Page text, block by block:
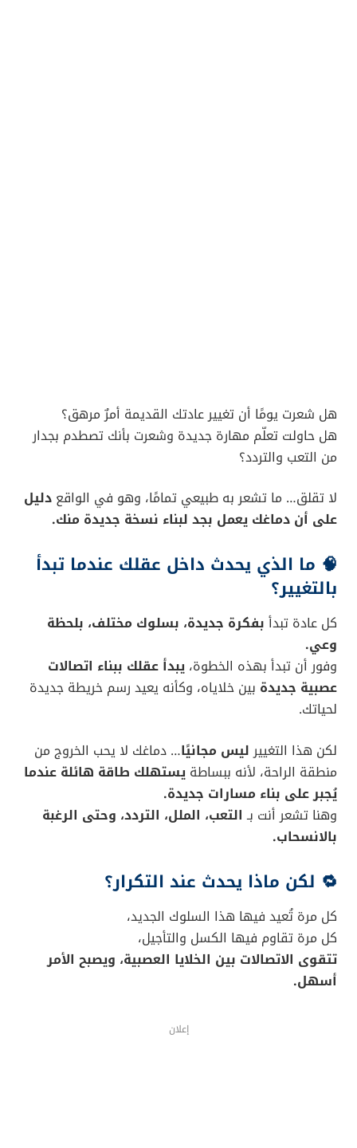
هل شعرت يومًا أن تغيير عادتك القديمة أمرٌ مرهق؟
هل حاولت تعلّم مهارة جديدة وشعرت بأنك تصطدم بجدار
من التعب والتردد؟
لا تقلق… ما تشعر به طبيعي تمامًا، وهو في الواقع دليل
على أن دماغك يعمل بجد لبناء نسخة جديدة منك.
🧠 ما الذي يحدث داخل عقلك عندما تبدأ
بالتغيير؟
كل عادة تبدأ بفكرة جديدة، بسلوك مختلف، بلحظة
وعي.
وفور أن تبدأ بهذه الخطوة، يبدأ عقلك ببناء اتصالات
عصبية جديدة بين خلاياه، وكأنه يعيد رسم خريطة جديدة
لحياتك.
لكن هذا التغييرليس مجانيًا… دماغك لا يحب الخروج من
منطقة الراحة، لأنه ببساطة يستهلك طاقة هائلة عندما
يُجبر على بناء مسارات جديدة.
وهنا تشعر أنت بـ التعب، الملل، التردد، وحتى الرغبة
بالانسحاب.
🔁 لكن ماذا يحدث عند التكرار؟
كل مرة تُعيد فيها هذا السلوك الجديد،
كل مرة تقاوم فيها الكسل والتأجيل،
تتقوى الاتصالات بين الخلايا العصبية، ويصبح الأمر
أسهل.
إعلان